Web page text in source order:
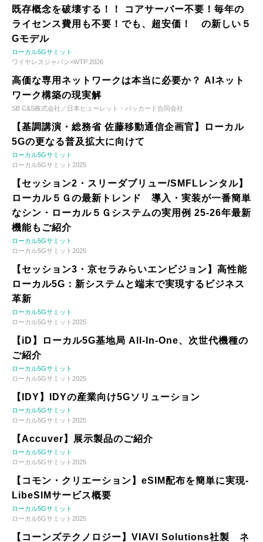
既存概念を破壊する！！ コアサーバー不要！毎年の
ライセンス費用も不要！でも、超安価！ の新しい５
Gモデル
ローカル5Gサミット
ワイヤレスジャパン×WTP 2026
高価な専用ネットワークは本当に必要か？ AIネット
ワーク構築の現実解
SB C&S株式会社／日本ヒューレット・パッカード合同会社
【基調講演・総務省 佐藤移動通信企画官】ローカル
5Gの更なる普及拡大に向けて
ローカル5Gサミット
ローカル5Gサミット2025
【セッション2・スリーダブリュー/SMFLレンタル】
ローカル５Ｇの最新トレンド 導入・実装が一番簡単
なシン・ローカル５Ｇシステムの実用例 25-26年最新
機能もご紹介
ローカル5Gサミット
ローカル5Gサミット2025
【セッション3・京セラみらいエンビジョン】高性能
ローカル5G：新システムと端末で実現するビジネス
革新
ローカル5Gサミット
ローカル5Gサミット2025
【iD】ローカル5G基地局 All-In-One、次世代機種の
ご紹介
ローカル5Gサミット
ローカル5Gサミット2025
【IDY】IDYの産業向け5Gソリューション
ローカル5Gサミット
ローカル5Gサミット2025
【Accuver】展示製品のご紹介
ローカル5Gサミット
ローカル5Gサミット2025
【コモン・クリエーション】eSIM配布を簡単に実現-
LibeSIMサービス概要
ローカル5Gサミット
ローカル5Gサミット2025
【コーンズテクノロジー】VIAVI Solutions社製 ネ